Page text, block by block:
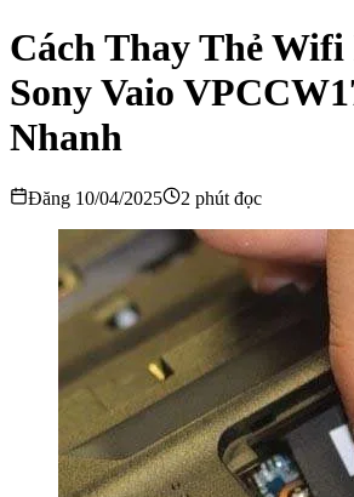
Cách Thay Thẻ
Sony Vaio
Nhanh
Đăng 10/04/2025 2 phút đọc